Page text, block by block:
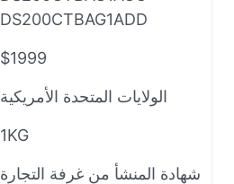
DS200CTBAG1ADD
$1999
الولايات المتحدة الأمريكية
1KG
شهادة المنشأ من غرفة التجارة